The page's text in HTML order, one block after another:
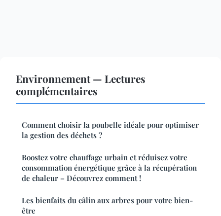
Environnement — Lectures
complémentaires
Comment choisir la poubelle idéale pour optimiser
la gestion des déchets ?
Boostez votre chauffage urbain et réduisez votre
consommation énergétique grâce à la récupération
de chaleur – Découvrez comment !
Les bienfaits du câlin aux arbres pour votre bien-
être